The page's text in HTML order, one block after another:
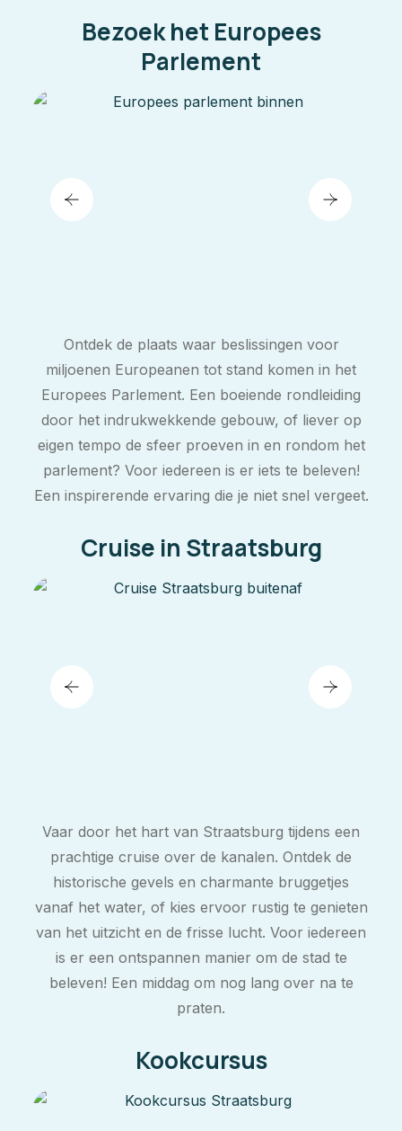
Bezoek het Europees
Parlement
Ontdek de plaats waar beslissingen voor
miljoenen Europeanen tot stand komen in het
Europees Parlement. Een boeiende rondleiding
door het indrukwekkende gebouw, of liever op
eigen tempo de sfeer proeven in en rondom het
parlement? Voor iedereen is er iets te beleven!
Een inspirerende ervaring die je niet snel vergeet.
Cruise in Straatsburg
Vaar door het hart van Straatsburg tijdens een
prachtige cruise over de kanalen. Ontdek de
historische gevels en charmante bruggetjes
vanaf het water, of kies ervoor rustig te genieten
van het uitzicht en de frisse lucht. Voor iedereen
is er een ontspannen manier om de stad te
beleven! Een middag om nog lang over na te
praten.
Kookcursus